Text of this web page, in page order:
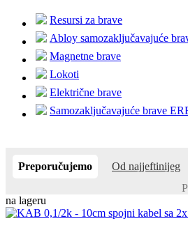
Resursi za brave
Abloy samozaključavajuće
Magnetne brave
Lokoti
Električne brave
Samozaključavajuće brave
Preporučujemo Od najjeftinijeg
na lageru